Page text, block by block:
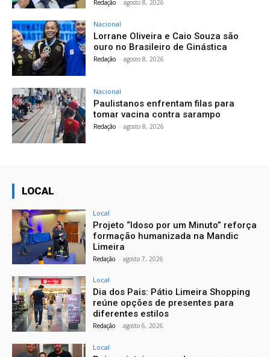
Redação - agosto 8, 2026
Nacional
Lorrane Oliveira e Caio Souza são
ouro no Brasileiro de Ginástica
Redação - agosto 8, 2026
Nacional
Paulistanos enfrentam filas para
tomar vacina contra sarampo
Redação - agosto 8, 2026
LOCAL
Local
Projeto “Idoso por um Minuto” reforça
formação humanizada na Mandic
Limeira
Redação - agosto 7, 2026
Local
Dia dos Pais: Pátio Limeira Shopping
reúne opções de presentes para
diferentes estilos
Redação - agosto 6, 2026
Local